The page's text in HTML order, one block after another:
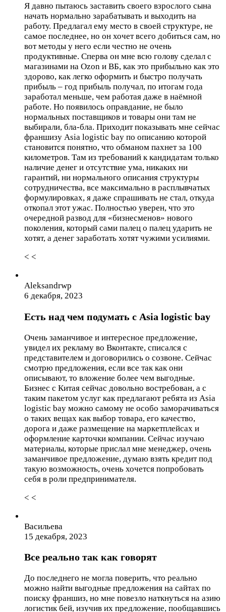
Я давно пытаюсь заставить своего взрослого сына
начать нормально зарабатывать и выходить на
работу. Предлагал ему место в своей структуре, не
самое последнее, но он хочет всего добиться сам, но
вот методы у него если честно не очень
продуктивные. Сперва он мне всю голову сделал с
магазинами на Ozon и ВБ, как это прибыльно как это
здорово, как легко оформить и быстро получать
прибыль – год прибыль получал, по итогам года
заработал меньше, чем работая даже в наёмной
работе. Но появилось оправдание, не было
нормальных поставщиков и товары они там не
выбирали, бла-бла. Приходит показывать мне сейчас
франшизу Asia logistic bay по описанию которой
становится понятно, что обманом пахнет за 100
километров. Там из требований к кандидатам только
наличие денег и отсутствие ума, никаких ни
гарантий, ни нормального описания структуры
сотрудничества, все максимально в расплывчатых
формулировках, я даже спрашивать не стал, откуда
откопал этот ужас. Полностью уверен, что это
очередной развод для «бизнесменов» нового
поколения, который сами палец о палец ударить не
хотят, а денег заработать хотят чужими усилиями.
< <
Aleksandrwp
6 декабря, 2023
Есть над чем подумать с Asia logistic bay
Очень заманчивое и интересное предложение,
увидел их рекламу во Вконтакте, списался с
представителем и договорились о созвоне. Сейчас
смотрю предложения, если все так как они
описывают, то вложение более чем выгодные.
Бизнес с Китая сейчас довольно востребован, а с
таким пакетом услуг как предлагают ребята из Asia
logistic bay можно самому не особо заморачиваться
о таких вещах как выбор товара, его качество,
дорога и даже размещение на маркетплейсах и
оформление карточки компании. Сейчас изучаю
материалы, которые прислал мне менеджер, очень
заманчивое предложение, думаю взять кредит под
такую возможность, очень хочется попробовать
себя в роли предпринимателя.
< <
Васильева
15 декабря, 2023
Все реально так как говорят
До последнего не могла поверить, что реально
можно найти выгодные предложения на сайтах по
поиску франшиз, но мне повезло наткнуться на азию
логистик бей, изучив их предложение, пообщавшись